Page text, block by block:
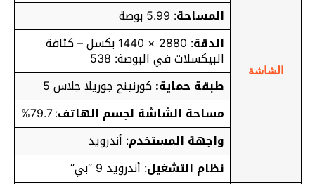
الشاشة
المساحة: 5.99 بوصة
الدقة
: 2880 × 1440 بكسل – كثافة
البيكسلات في البوصة: 538
طبقة حماية:كورنينج جوريلا جلاس 5
مساحة الشاشة لجسم الهاتف: 79.7%
واجهة المستخدم: أندرويد
نظام التشغيل: أندرويد 9 “بي”